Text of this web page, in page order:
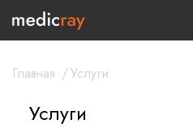
Главная /Услуги
Услуги